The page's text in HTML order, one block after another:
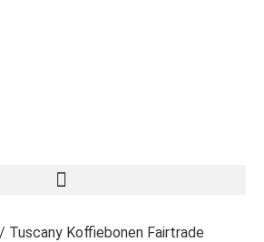
/ Tuscany Koffiebonen Fairtrade